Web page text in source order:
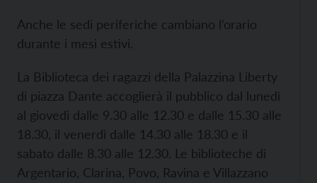
Anche le sedi periferiche cambiano l’orario
durante i mesi estivi.
La Biblioteca dei ragazzi della Palazzina Liberty
di piazza Dante accoglierà il pubblico dal lunedì
al giovedì dalle 9.30 alle 12.30 e dalle 15.30 alle
18.30, il venerdì dalle 14.30 alle 18.30 e il
sabato dalle 8.30 alle 12.30. Le biblioteche di
Argentario, Clarina, Povo, Ravina e Villazzano